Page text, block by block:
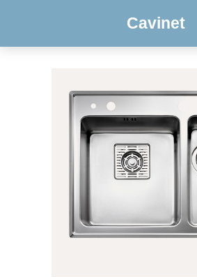
Cavinet